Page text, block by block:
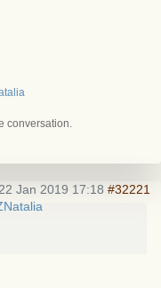
conversation.
22 Jan 2019 17:18 #32221